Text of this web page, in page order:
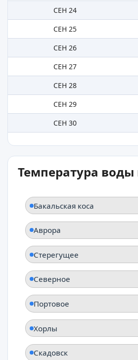
СЕН 24
СЕН 25
СЕН 26
СЕН 27
СЕН 28
СЕН 29
СЕН 30
Температура воды
Бакальская коса
Аврора
Стерегущее
Северное
Портовое
Хорлы
Скадовск